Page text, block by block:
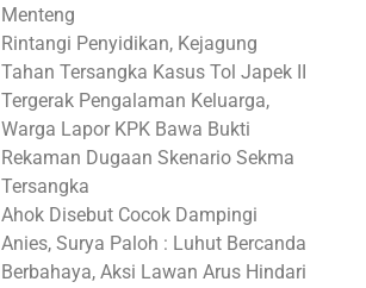
Menteng
Rintangi Penyidikan, Kejagung
Tahan Tersangka Kasus Tol Japek II
Tergerak Pengalaman Keluarga,
Warga Lapor KPK Bawa Bukti
Rekaman Dugaan Skenario Sekma
Tersangka
Ahok Disebut Cocok Dampingi
Anies, Surya Paloh : Luhut Bercanda
Berbahaya, Aksi Lawan Arus Hindari